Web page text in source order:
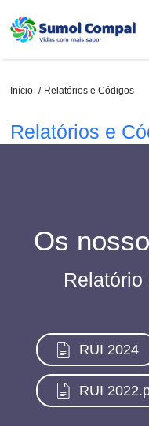
para
principal
Navegação
Início Relatórios e Códigos
Relatórios e
Os
Relatório
DocumentoRUI 2024
Documento
RUI